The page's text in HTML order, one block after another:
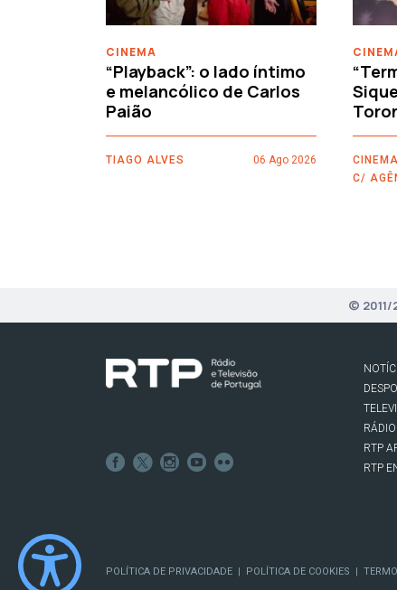
CINEMA
“Playback”: o lado íntimo
e melancólico de Carlos
Paião
TIAGO ALVES 06 Ago 2026
C/
©
RÁDIO
RTP
RTP
POLÍTICA DE PRIVACIDADE POLÍTICA DE COOKIES